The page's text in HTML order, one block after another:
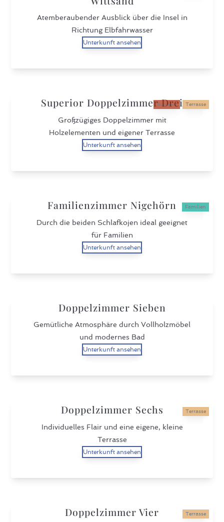
Atemberaubender Ausblick über die Insel in
Richtung Elbfahrwasser
Unterkunft ansehen
Superior Terrasse
Superior Doppelzimmer Drei
Großzügiges Doppelzimmer mit
Holzelementen und eigener Terrasse
Unterkunft ansehen
Familien
Familienzimmer Nigehörn
Durch die beiden Schlafkojen ideal geeignet
für Familien
Unterkunft ansehen
Doppelzimmer Sieben
Gemütliche Atmosphäre durch Vollholzmöbel
und modernes Bad
Unterkunft ansehen
Terrasse
Doppelzimmer Sechs
Individuelles Flair und eine eigene, kleine
Terrasse
Unterkunft ansehen
Terrasse
Doppelzimmer Vier